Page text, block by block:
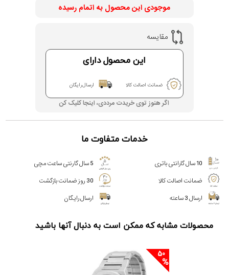
موجودی این محصول به اتمام رسیده
مقایسه
این محصول دارای
ضمانت اصالت کالا ارسال رایگان
اگر هنوز توی خریدت مرددی، اینجا کلیک کن
خدمات متفاوت ما
10 سال گارانتی باتری
5 سال گارنتی ساعت مچی
ضمانت اصالت کالا
30 روز ضمانت بازگشت
ارسال 3 ساعته
ارسال رایگان
محصولات مشابه که ممکن است به دنبال آنها باشید
50